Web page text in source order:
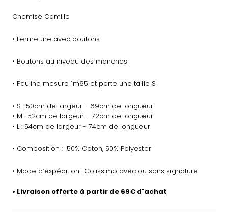
Chemise Camille
• Fermeture avec boutons
• Boutons au niveau des manches
• Pauline mesure 1m65 et porte une taille S
• S : 50cm de largeur - 69cm de longueur
• M : 52cm de largeur - 72cm de longueur
• L : 54cm de largeur - 74cm de longueur
• Composition : 50% Coton, 50% Polyester
• Mode d’expédition : Colissimo avec ou sans signature.
• Livraison offerte à partir de 69€ d'achat